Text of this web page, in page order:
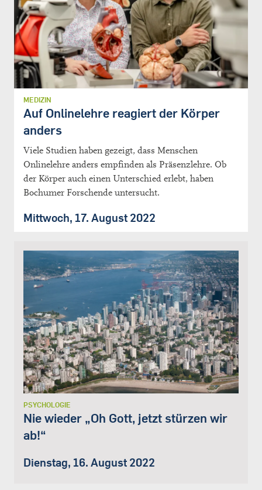
MEDIZIN
Auf Onlinelehre reagiert der Körper
anders
Viele Studien haben gezeigt, dass Menschen
Onlinelehre anders empfinden als Präsenzlehre. Ob
der Körper auch einen Unterschied erlebt, haben
Bochumer Forschende untersucht.
Mittwoch, 17. August 2022
PSYCHOLOGIE
Nie wieder „Oh Gott, jetzt stürzen wir
ab!“
Dienstag, 16. August 2022